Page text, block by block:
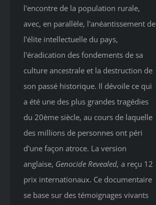
l'encontre de la population rurale,
avec, en parallèle, l'anéantissement de
l'élite intellectuelle du pays,
l'éradication des fondements de sa
culture ancestrale et la destruction de
son passé historique. Il dévoile ce qui
a été une des plus grandes tragédies
du 20ème siècle, au cours de laquelle
des millions de personnes ont péri
d'une façon atroce. La version
anglaise, Genocide Revealed, a reçu 12
prix internationaux. Ce documentaire
se base sur des témoignages vivants